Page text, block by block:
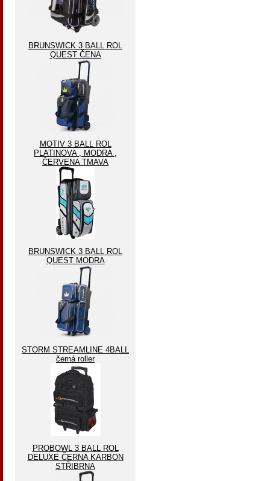
BRUNSWICK 3 BALL ROL
QUEST ČENA
MOTIV 3 BALL ROL
PLATINOVA , MODRA ,
ČERVENA TMAVA
BRUNSWICK 3 BALL ROL
QUEST MODRA
STORM STREAMLINE 4BALL
černá roller
PROBOWL 3 BALL ROL
DELUXE ČERNA KARBON
STŘIBRNA